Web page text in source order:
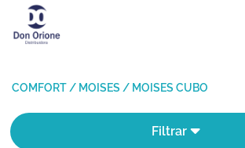
COMFORT / MOISES / MOISES CUBO
Filtrar